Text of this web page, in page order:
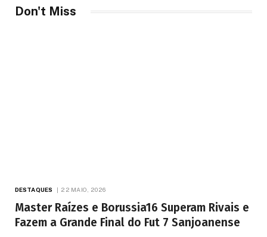
Don't Miss
DESTAQUES 22 MAIO, 2026
Master Raízes e Borussia16 Superam Rivais e
Fazem a Grande Final do Fut 7 Sanjoanense